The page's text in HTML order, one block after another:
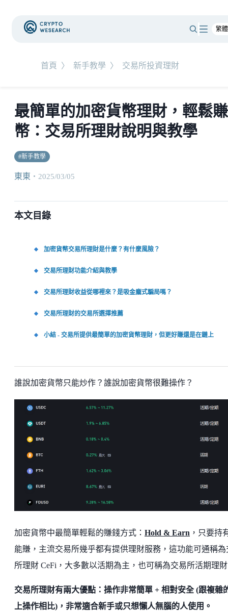
首頁 〉 新手教學 〉 交易所投資理財
最簡單的加密貨幣理財，輕鬆賺
幣：交易所理財說明與教學
#新手教學
東東 ・ 2025/03/05
本文目錄
加密貨幣交易所理財是什麼？有什麼風險？
交易所理財功能介紹與教學
交易所理財收益從哪裡來？是吸金龐式騙局嗎？
交易所理財的交易所選擇推薦
小結 - 交易所提供最簡單的加密貨幣理財，但更好賺還是在鏈上
誰說加密貨幣只能炒作？誰說加密貨幣很難操作？
加密貨幣中最簡單輕鬆的賺錢方式： Hold & Earn ，只要持
能賺，主流交易所幾乎都有提供理財服務，這功能可通稱為
所理財 CeFi，大多數以活期為主，也可稱為交易所活期理
交易所理財有兩大優點：操作非常簡單 + 相對安全 (跟複雜
上操作相比)，非常適合新手或只想懶人無腦的人使用。